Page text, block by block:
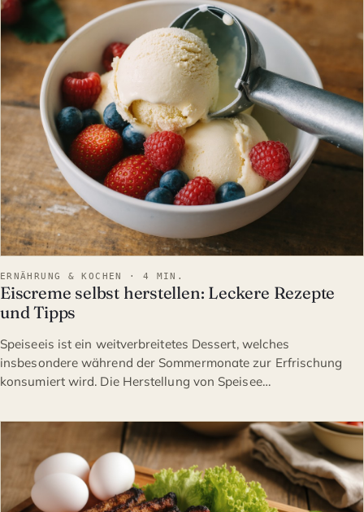
ERNÄHRUNG & KOCHEN · 4 MIN.
Eiscreme selbst herstellen: Leckere Rezepte
und Tipps
Speiseeis ist ein weitverbreitetes Dessert, welches
insbesondere während der Sommermonate zur Erfrischung
konsumiert wird. Die Herstellung von Speisee…